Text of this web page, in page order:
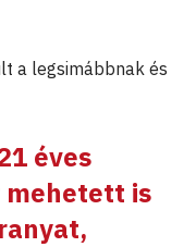
a legsimábbnak és
éves
mehetett is